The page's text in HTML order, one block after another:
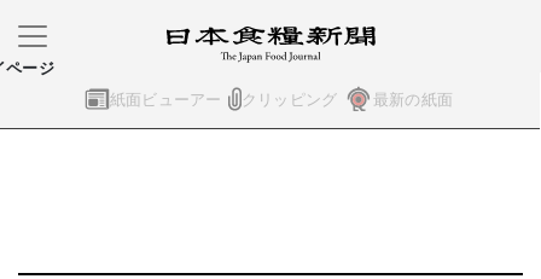
紙面ビューアー クリッピング 最新の紙面
ページ